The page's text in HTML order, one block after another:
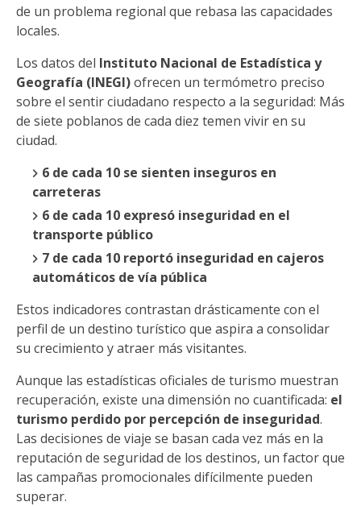
de un problema regional que rebasa las capacidades
locales.
Los datos del Instituto Nacional de Estadística y
Geografía (INEGI)ofrecen un termómetro preciso
sobre el sentir ciudadano respecto a la seguridad: Más
de siete poblanos de cada diez temen vivir en su
ciudad.
6 de cada 10 se sienten inseguros en
carreteras
6 de cada 10 expresó inseguridad en el
transporte público
7 de cada 10 reportó inseguridad en cajeros
automáticos de vía pública
Estos indicadores contrastan drásticamente con el
perfil de un destino turístico que aspira a consolidar
su crecimiento y atraer más visitantes.
Aunque las estadísticas oficiales de turismo muestran
recuperación, existe una dimensión no cuantificada: el
turismo perdido por percepción de inseguridad.
Las decisiones de viaje se basan cada vez más en la
reputación de seguridad de los destinos, un factor que
las campañas promocionales difícilmente pueden
superar.